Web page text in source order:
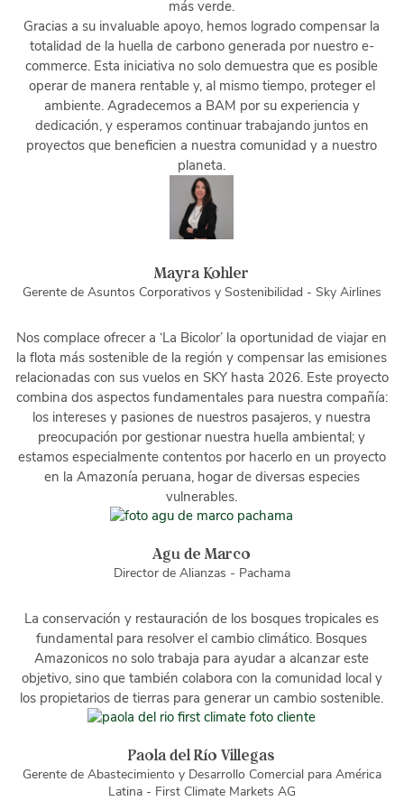
más verde.
Gracias a su invaluable apoyo, hemos logrado compensar la
totalidad de la huella de carbono generada por nuestro e-
commerce. Esta iniciativa no solo demuestra que es posible
operar de manera rentable y, al mismo tiempo, proteger el
ambiente. Agradecemos a BAM por su experiencia y
dedicación, y esperamos continuar trabajando juntos en
proyectos que beneficien a nuestra comunidad y a nuestro
planeta.
Mayra Kohler
Gerente de Asuntos Corporativos y Sostenibilidad - Sky Airlines
Nos complace ofrecer a ‘La Bicolor’ la oportunidad de viajar en
la flota más sostenible de la región y compensar las emisiones
relacionadas con sus vuelos en SKY hasta 2026. Este proyecto
combina dos aspectos fundamentales para nuestra compañía:
los intereses y pasiones de nuestros pasajeros, y nuestra
preocupación por gestionar nuestra huella ambiental; y
estamos especialmente contentos por hacerlo en un proyecto
en la Amazonía peruana, hogar de diversas especies
vulnerables.
Agu de Marco
Director de Alianzas - Pachama
La conservación y restauración de los bosques tropicales es
fundamental para resolver el cambio climático. Bosques
Amazonicos no solo trabaja para ayudar a alcanzar este
objetivo, sino que también colabora con la comunidad local y
los propietarios de tierras para generar un cambio sostenible.
Paola del Río Villegas
Gerente de Abastecimiento y Desarrollo Comercial para América
Latina - First Climate Markets AG